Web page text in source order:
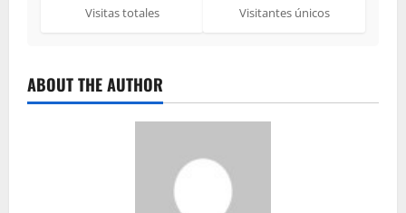
Visitas totales Visitantes únicos
ABOUT THE AUTHOR